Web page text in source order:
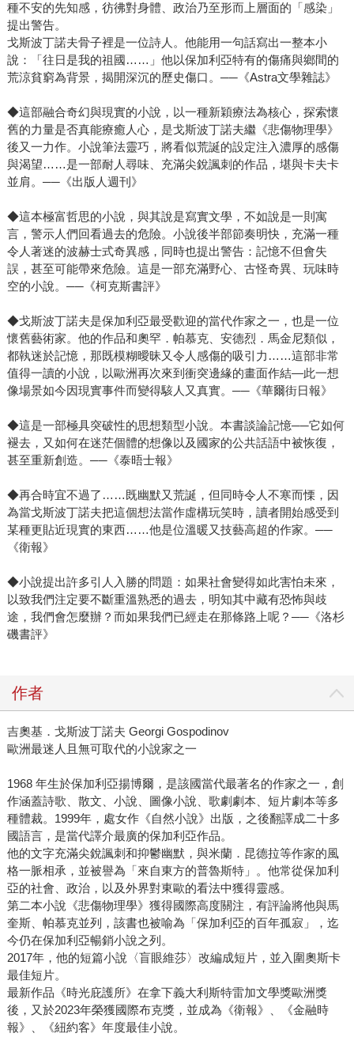
種不安的先知感，彷彿對身體、政治乃至形而上層面的「感染」
提出警告。
戈斯波丁諾夫骨子裡是一位詩人。他能用一句話寫出一整本小
說：「往日是我的祖國……」他以保加利亞特有的傷痛與鄉間的
荒涼貧窮為背景，揭開深沉的歷史傷口。──《Astra文學雜誌》
◆這部融合奇幻與現實的小說，以一種新穎療法為核心，探索懷
舊的力量是否真能療癒人心，是戈斯波丁諾夫繼《悲傷物理學》
後又一力作。小說筆法靈巧，將看似荒誕的設定注入濃厚的感傷
與渴望……是一部耐人尋味、充滿尖銳諷刺的作品，堪與卡夫卡
並肩。──《出版人週刊》
◆這本極富哲思的小說，與其說是寫實文學，不如說是一則寓
言，警示人們回看過去的危險。小說後半部節奏明快，充滿一種
令人著迷的波赫士式奇異感，同時也提出警告：記憶不但會失
誤，甚至可能帶來危險。這是一部充滿野心、古怪奇異、玩味時
空的小說。──《柯克斯書評》
◆戈斯波丁諾夫是保加利亞最受歡迎的當代作家之一，也是一位
懷舊藝術家。他的作品和奧罕．帕慕克、安德烈．馬金尼類似，
都執迷於記憶，那既模糊曖昧又令人感傷的吸引力……這部非常
值得一讀的小說，以歐洲再次來到衝突邊緣的畫面作結—此一想
像場景如今因現實事件而變得駭人又真實。──《華爾街日報》
◆這是一部極具突破性的思想類型小說。本書談論記憶──它如何
褪去，又如何在迷茫個體的想像以及國家的公共話語中被恢復，
甚至重新創造。──《泰晤士報》
◆再合時宜不過了……既幽默又荒誕，但同時令人不寒而慄，因
為當戈斯波丁諾夫把這個想法當作虛構玩笑時，讀者開始感受到
某種更貼近現實的東西……他是位溫暖又技藝高超的作家。──
《衛報》
◆小說提出許多引人入勝的問題：如果社會變得如此害怕未來，
以致我們注定要不斷重溫熟悉的過去，明知其中藏有恐怖與歧
途，我們會怎麼辦？而如果我們已經走在那條路上呢？──《洛杉
磯書評》
作者
吉奧基．戈斯波丁諾夫 Georgi Gospodinov
歐洲最迷人且無可取代的小說家之一
1968 年生於保加利亞揚博爾，是該國當代最著名的作家之一，創
作涵蓋詩歌、散文、小說、圖像小說、歌劇劇本、短片劇本等多
種體裁。1999年，處女作《自然小說》出版，之後翻譯成二十多
國語言，是當代譯介最廣的保加利亞作品。
他的文字充滿尖銳諷刺和抑鬱幽默，與米蘭．昆德拉等作家的風
格一脈相承，並被譽為「來自東方的普魯斯特」。他常從保加利
亞的社會、政治，以及外界對東歐的看法中獲得靈感。
第二本小說《悲傷物理學》獲得國際高度關注，有評論將他與馬
奎斯、帕慕克並列，該書也被喻為「保加利亞的百年孤寂」，迄
今仍在保加利亞暢銷小說之列。
2017年，他的短篇小說〈盲眼維莎〉改編成短片，並入圍奧斯卡
最佳短片。
最新作品《時光庇護所》在拿下義大利斯特雷加文學獎歐洲獎
後，又於2023年榮獲國際布克獎，並成為《衛報》、《金融時
報》、《紐約客》年度最佳小說。